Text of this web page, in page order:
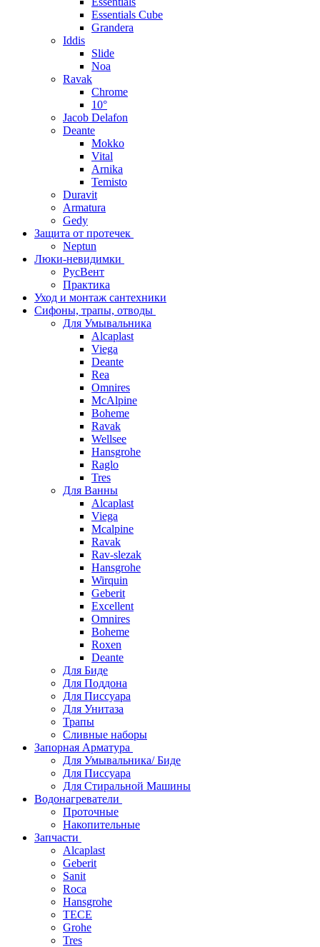
Essentials Cube
Grandera
Iddis
Slide
Noa
Ravak
Chrome
10°
Jacob Delafon
Deante
Mokko
Vital
Arnika
Temisto
Duravit
Armatura
Gedy
Защита от протечек
Neptun
Люки-невидимки
РусВент
Практика
Уход и монтаж сантехники
Сифоны, трапы, отводы
Для Умывальника
Alcaplast
Viega
Deante
Rea
Omnires
McAlpine
Boheme
Ravak
Wellsee
Hansgrohe
Raglo
Tres
Для Ванны
Alcaplast
Viega
Mcalpine
Ravak
Rav-slezak
Hansgrohe
Wirquin
Geberit
Excellent
Omnires
Boheme
Roxen
Deante
Для Биде
Для Поддона
Для Писсуара
Для Унитаза
Трапы
Сливные наборы
Запорная Арматура
Для Умывальника/ Биде
Для Писсуара
Для Стиральной Машины
Водонагреватели
Проточные
Накопительные
Запчасти
Alcaplast
Geberit
Sanit
Roca
Hansgrohe
TECE
Grohe
Tres